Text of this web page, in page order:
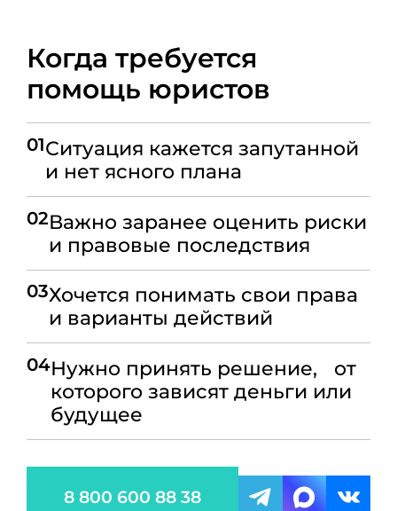
Когда требуется
помощь юристов
01Ситуация кажется запутанной
и нет ясного плана
02Важно заранее оценить риски
и правовые последствия
03Хочется понимать свои права
и варианты действий
04Нужно принять решение, от
которого зависят деньги или
будущее
8 800 600 88 38